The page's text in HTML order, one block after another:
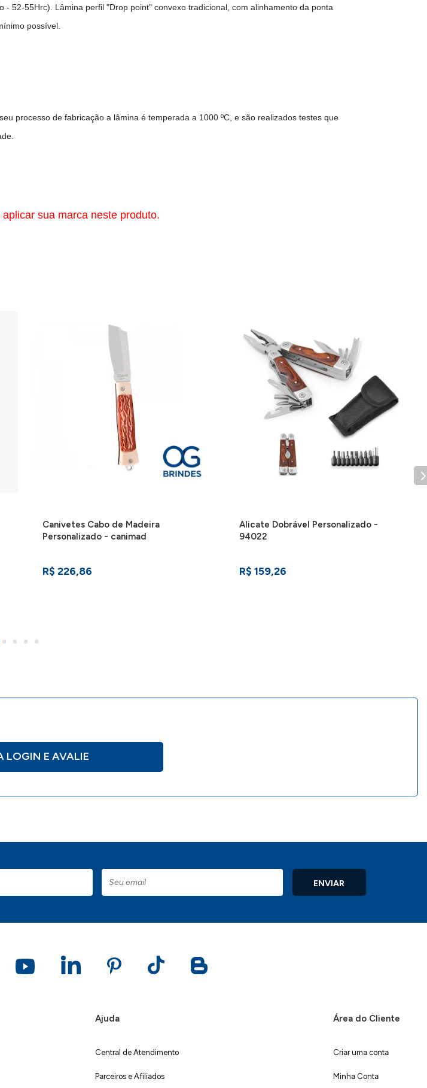
52-55Hrc). Lâmina perfil "Drop point" convexo tradicional, com alinhamento da ponta
possível.
processo de fabricação a lâmina é temperada a 1000 ºC, e são realizados testes que
sua marca neste produto.
Canivetes Cabo de Madeira
Personalizado - canimad
R$ 226,86
Alicate Dobrável Personalizado -
94022
R$ 159,26
LOGIN E AVALIE
ENVIAR
Ajuda
Central de Atendimento
Parceiros e Afiliados
Área do Cliente
Criar uma conta
Minha Conta